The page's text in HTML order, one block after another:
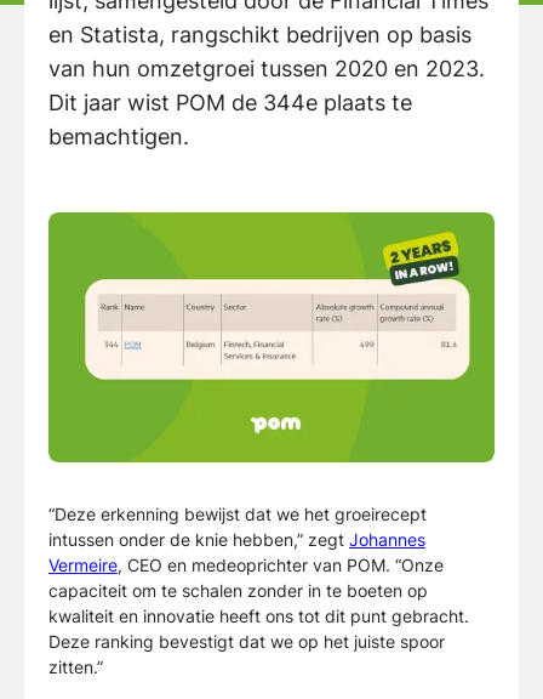
en Statista, rangschikt bedrijven op basis
van hun omzetgroei tussen 2020 en 2023.
Dit jaar wist POM de 344e plaats te
bemachtigen.
“Deze erkenning bewijst dat we het groeirecept
intussen onder de knie hebben,” zegt Johannes
Vermeire, CEO en medeoprichter van POM. “Onze
capaciteit om te schalen zonder in te boeten op
kwaliteit en innovatie heeft ons tot dit punt gebracht.
Deze ranking bevestigt dat we op het juiste spoor
zitten.”